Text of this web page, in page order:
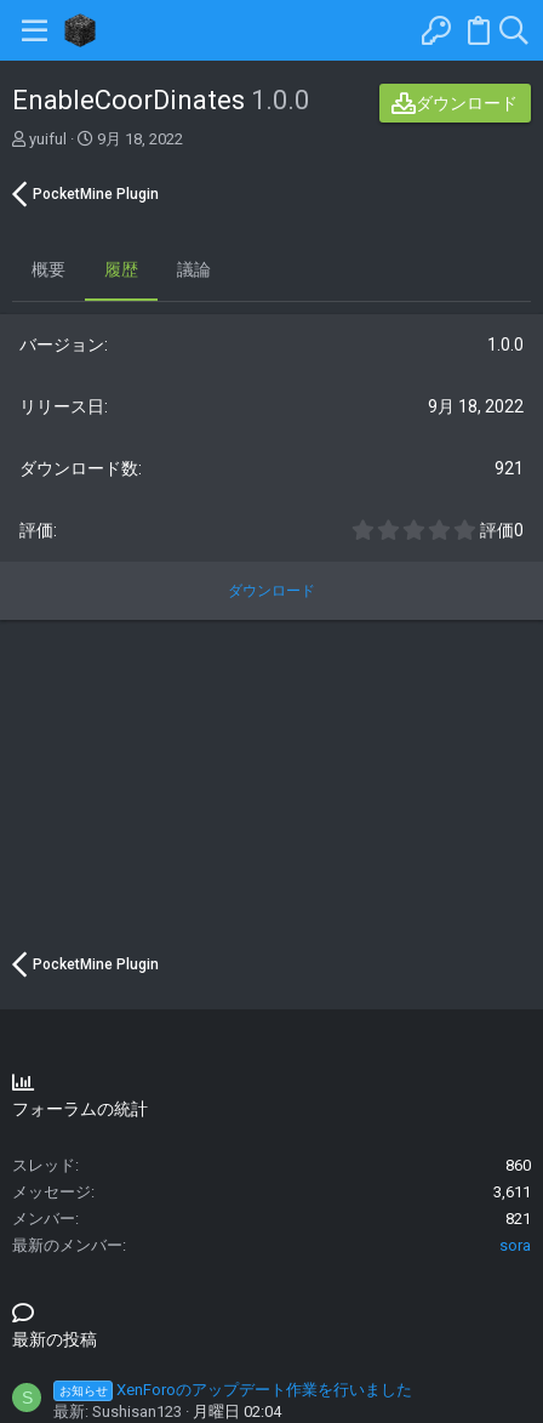
EnableCoorDinates 1.0.0 ダウンロード
著
yuiful
C
a
t
9月 18, 2022
PocketMine Plugin
概要 履歴 議論
1.0.0
9月 18, 2022
921
0
星
評価0
ダウンロード
PocketMine Plugin
フォーラムの統計
スレッド
860
メッセージ
3,611
メンバー
821
最新のメンバー
sora
最新の投稿
S お知らせ XenForoのアップデート作業を行いました
最新: Sushisan123
月曜日 02:04